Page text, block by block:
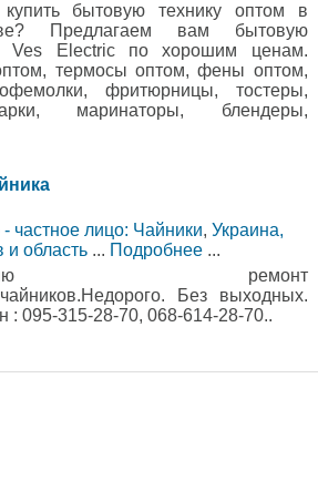
купить бытовую технику оптом в
Предлагаем вам бытовую
Ves Electric по хорошим ценам.
термосы оптом, фены оптом,
фритюрницы, тостеры,
маринаторы, блендеры,
частное лицо: Чайники, Украина,
и область ... Подробнее ...
ремонт
Без выходных.
: 095-315-28-70, 068-614-28-70..